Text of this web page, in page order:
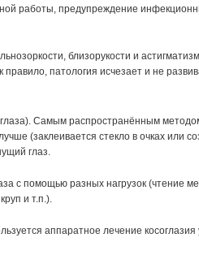
работы, предупреждение
близорукости и
патология исчезает и не
Самым распространённым
(заклеивается стекло в очках или
глаз.
с помощью разных нагрузок (чтение
и т.п.).
аппаратное лечение косоглазия